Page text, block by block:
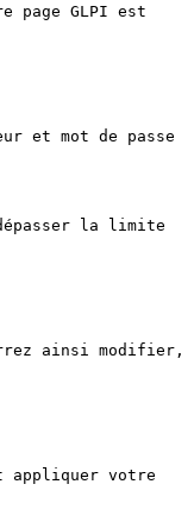
page GLPI est
et mot de passe
ainsi modifier,
appliquer votre